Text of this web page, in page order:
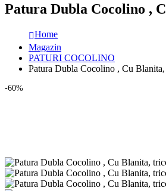
Patura Dubla Cocolino ,
Home
Magazin
PATURI COCOLINO
Patura Dubla Cocolino , Cu
-60%